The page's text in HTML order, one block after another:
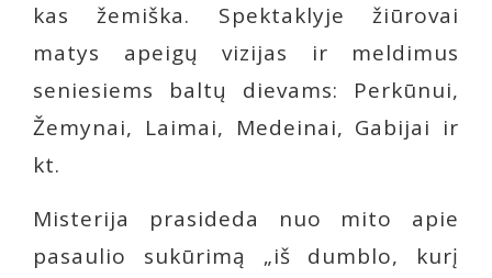
kas žemiška. Spektaklyje žiūrovai
matys apeigų vizijas ir meldimus
seniesiems baltų dievams: Perkūnui,
Žemynai, Laimai, Medeinai, Gabijai ir
kt.
Misterija prasideda nuo mito apie
pasaulio sukūrimą „iš dumblo, kurį